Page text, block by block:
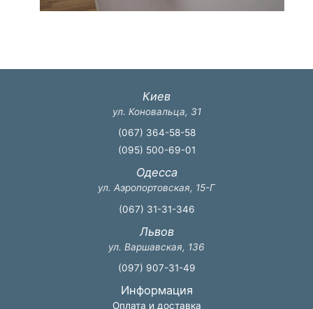
Киев
ул. Коновальца, 31
(067) 364-58-58
(095) 500-69-01
Одесса
ул. Аэропортовская, 15-Г
(067) 31-31-346
Львов
ул. Варшавская, 136
(097) 907-31-49
Информация
Оплата и доставка